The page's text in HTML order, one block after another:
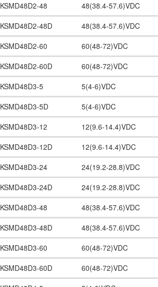
KSMD48D2-48 48(38.4-57.6)VDC
KSMD48D2-48D 48(38.4-57.6)VDC
KSMD48D2-60 60(48-72)VDC
KSMD48D2-60D 60(48-72)VDC
KSMD48D3-5 5(4-6)VDC
KSMD48D3-5D 5(4-6)VDC
KSMD48D3-12 12(9.6-14.4)VDC
KSMD48D3-12D 12(9.6-14.4)VDC
KSMD48D3-24 24(19.2-28.8)VDC
KSMD48D3-24D 24(19.2-28.8)VDC
KSMD48D3-48 48(38.4-57.6)VDC
KSMD48D3-48D 48(38.4-57.6)VDC
KSMD48D3-60 60(48-72)VDC
KSMD48D3-60D 60(48-72)VDC